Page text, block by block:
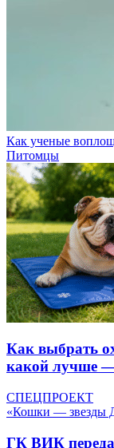
Как ученые
Питомцы
Как выбрать
какой лучше
СПЕЦПРОЕКТ
«Кошки — звезды
ГК ВИК